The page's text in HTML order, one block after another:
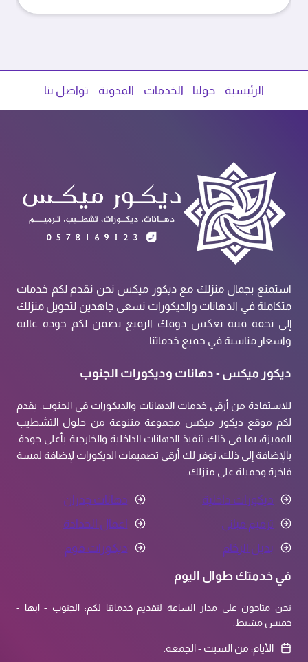
الرئيسية حولنا الخدمات المدونة تواصل بنا
استمتع بجمال منزلك مع ديكور ميكس نحن نقدم لكم خدمات
متكاملة في الدهانات والديكورات نسعى جاهدين لتحويل منزلك
إلى تحفة فنية تعكس ذوقك الرفيع نضمن لكم جودة عالية
واسعار مناسبة في جميع خدماتنا.
ديكور ميكس - دهانات وديكورات الجنوب
للاستفادة من أرقى خدمات الدهانات والديكورات في الجنوب. يقدم
لكم موقع ديكور ميكس مجموعة متنوعة من حلول التشطيب
المميزة، بما في ذلك تنفيذ الدهانات الداخلية والخارجية بأعلى جودة.
بالإضافة إلى ذلك، نوفر لك أرقى تصميمات الديكورات لإضافة لمسة
فاخرة وجميلة على منزلك.
ديكورات داخلية
دهانات جدران
ترميم مباني
اعمال الحدادة
بديل الرخام
ديكورات فوم
في خدمتك طوال اليوم
نحن متاحون على مدار الساعة لتقديم خدماتنا لكم: الجنوب - ابها -
خميس مشيط.
الأيام: من السبت - الجمعة.